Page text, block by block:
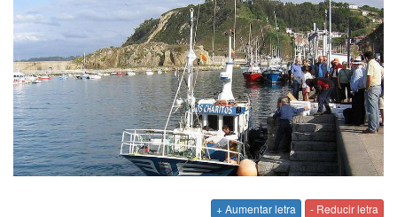
+ Aumentar letra - Reducir letra